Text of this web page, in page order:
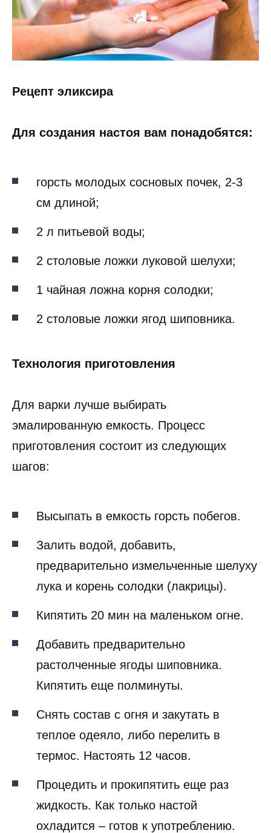
Рецепт эликсира
Для создания настоя вам понадобятся:
горсть молодых сосновых почек, 2-3
см длиной;
2 л питьевой воды;
2 столовые ложки луковой шелухи;
1 чайная ложна корня солодки;
2 столовые ложки ягод шиповника.
Технология приготовления
Для варки лучше выбирать
эмалированную емкость. Процесс
приготовления состоит из следующих
шагов:
Высыпать в емкость горсть побегов.
Залить водой, добавить,
предварительно измельченные шелуху
лука и корень солодки (лакрицы).
Кипятить 20 мин на маленьком огне.
Добавить предварительно
растолченные ягоды шиповника.
Кипятить еще полминуты.
Снять состав с огня и закутать в
теплое одеяло, либо перелить в
термос. Настоять 12 часов.
Процедить и прокипятить еще раз
жидкость. Как только настой
охладится – готов к употреблению.